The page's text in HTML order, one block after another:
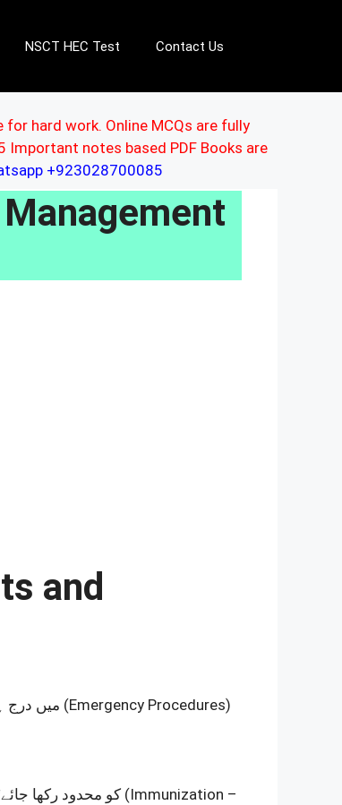
NSCT HEC Test Contact Us
hard work. Online MCQs are fully
notes based PDF Books are
+923028700085
and
(Emergency Procedures)
(Immunization –